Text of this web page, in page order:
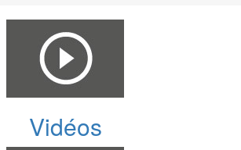
Vidéos